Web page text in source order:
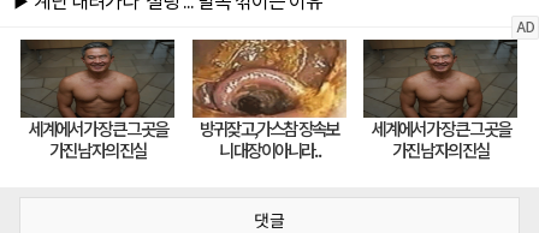
댓글